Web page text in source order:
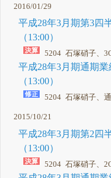
2016/01/29
平成28年3月期第3四
（13:00）
5204 石塚硝子、
平成28年3月期通期
（13:00）
5204 石塚硝子、
2015/10/21
平成28年3月期第2四
（13:00）
5204 石塚硝子、